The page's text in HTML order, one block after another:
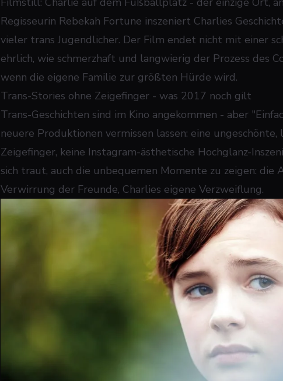
Regisseurin Rebekah Fortune inszeniert Charlies
vieler trans Jugendlicher. Der Film endet nicht mit einer
ehrlich, wie schmerzhaft und langwierig der Prozess des
wenn die eigene Familie zur größten Hürde wird.
Trans-Stories ohne Zeigefinger - was 2017 noch gilt
Trans-Geschichten sind im Kino angekommen - aber
neuere Produktionen vermissen lassen: eine
Zeigefinger, keine Instagram-ästhetische Hochglanz-
sich traut, auch die unbequemen Momente zu zeigen: die
Verwirrung der Freunde, Charlies eigene Verzweiflung.